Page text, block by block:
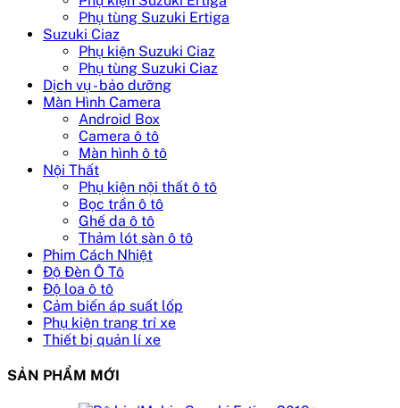
Phụ tùng Suzuki Ertiga
Suzuki Ciaz
Phụ kiện Suzuki Ciaz
Phụ tùng Suzuki Ciaz
Dịch vụ - bảo dưỡng
Màn Hình Camera
Android Box
Camera ô tô
Màn hình ô tô
Nội Thất
Phụ kiện nội thất ô tô
Bọc trần ô tô
Ghế da ô tô
Thảm lót sàn ô tô
Phim Cách Nhiệt
Độ Đèn Ô Tô
Độ loa ô tô
Cảm biến áp suất lốp
Phụ kiện trang trí xe
Thiết bị quản lí xe
SẢN PHẨM MỚI